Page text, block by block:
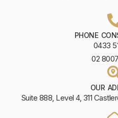
PHONE
0433
02
OUR
Suite 888, Level 4, 311